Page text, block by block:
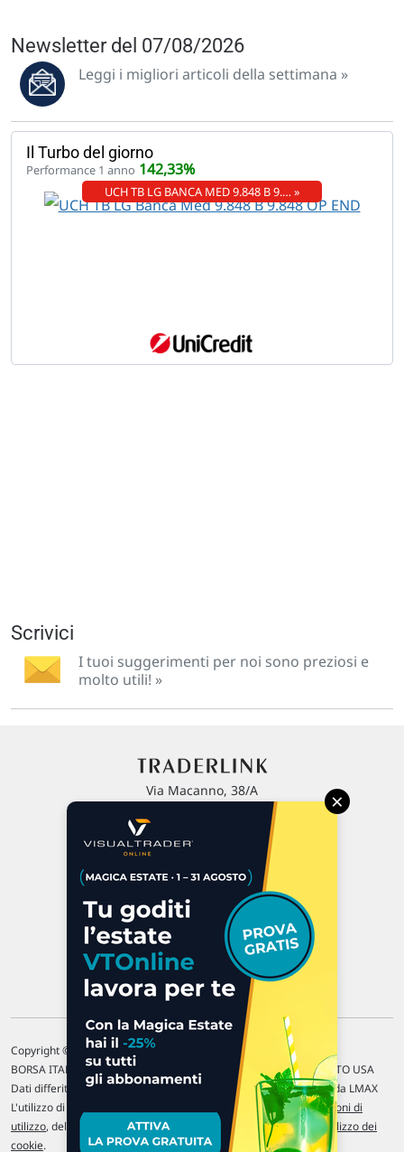
Newsletter del 07/08/2026
Leggi i migliori articoli della settimana »
Il Turbo del giorno
Performance 1 anno 142,33%
UCH TB LG BANCA MED 9.848 B 9.… »
Scrivici
I tuoi suggerimenti per noi sono preziosi e
molto utili! »
Via Macanno, 38/A
P.IVA 02 452 460 401
Chi siamo
Commenti e segnalazioni
Contattaci
Copyright © 1996-2026 Traderlink Italia s.r.l.
BORSA ITALIANA Quotazioni di borsa differite di 15 min. / MERCATO USA
Dati differiti di 15 min. (fonte Intrinio) / FOREX Quotazioni fornite da LMAX
L'utilizzo di questo sito implica l'accettazione delle nostre Condizioni di
utilizzo, del Disclaimer MAR, delle Politiche sulla privacye dell' Utilizzo dei
cookie.
×